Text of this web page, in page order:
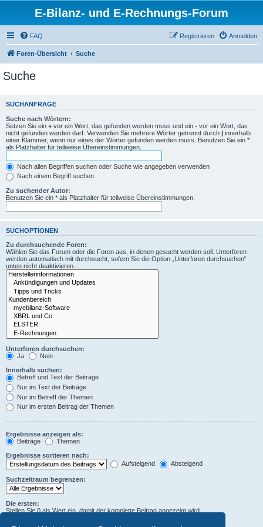
E-Bilanz- und E-Rechnungs-Forum
FAQ Anmelden
Registrieren
Foren-Übersicht Suche
Suche
SUCHANFRAGE
Suche nach Wörtern:
Setzen Sie ein + vor ein Wort, das gefunden werden muss und ein - vor ein Wort, das
nicht gefunden werden darf. Verwenden Sie mehrere Wörter getrennt durch | innerhalb
einer Klammer, wenn nur eines der Wörter gefunden werden muss. Benutzen Sie ein *
als Platzhalter für teilweise Übereinstimmungen.
Nach allen Begriffen suchen oder Suche wie angegeben verwenden
Nach einem Begriff suchen
Zu suchender Autor:
Benutzen Sie ein * als Platzhalter für teilweise Übereinstimmungen.
SUCHOPTIONEN
Zu durchsuchende Foren:
Wählen Sie das Forum oder die Foren aus, in denen gesucht werden soll. Unterforen
werden automatisch mit durchsucht, sofern Sie die Option „Unterforen durchsuchen“
unten nicht deaktivieren.
Unterforen durchsuchen:
Ja
Nein
Innerhalb suchen:
Betreff und Text der Beiträge
Nur im Text der Beiträge
Nur im Betreff der Themen
Nur im ersten Beitrag der Themen
Ergebnisse anzeigen als:
Beiträge
Themen
Ergebnisse sortieren nach:
Aufsteigend
Absteigend
Suchzeitraum begrenzen:
Die ersten:
Stellen Sie 0 als Wert ein, damit der komplette Beitrag angezeigt wird.